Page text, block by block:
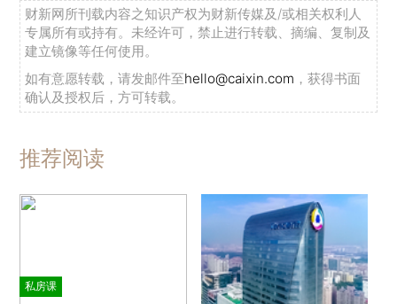
财新网所刊载内容之知识产权为财新传媒及/或相关权利人
专属所有或持有。未经许可，禁止进行转载、摘编、复制及
建立镜像等任何使用。
如有意愿转载，请发邮件至hello@caixin.com ，获得书面
确认及授权后，方可转载。
推荐阅读
私房课